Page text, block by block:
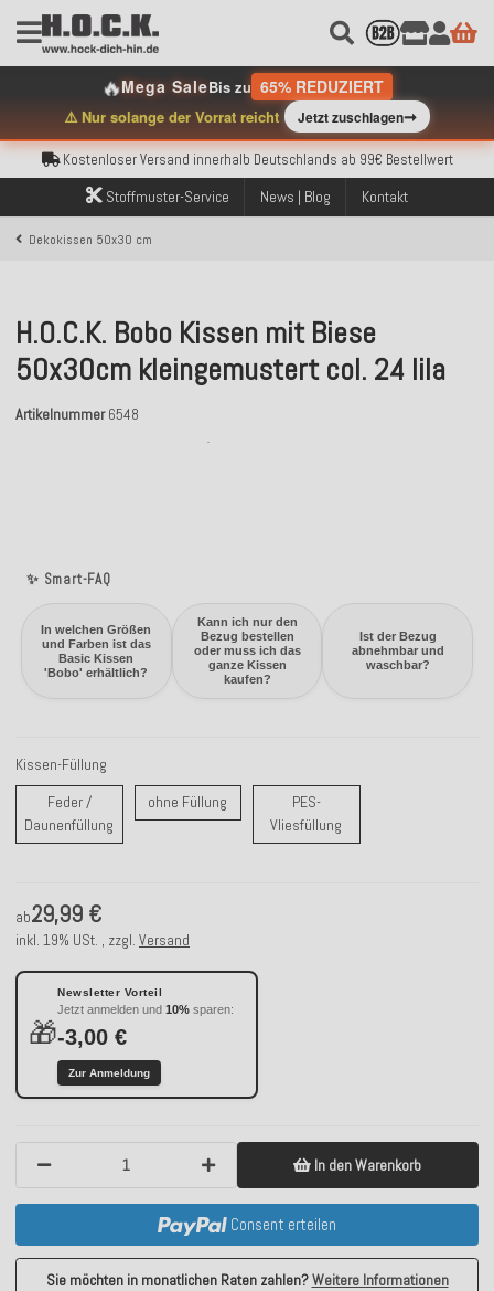
🔥Mega SaleBis zu 65% REDUZIERT
⚠️ Nur solange der Vorrat reicht Jetzt zuschlagen➞
Kostenloser Versand innerhalb Deutschlands ab 99€ Bestellwert
Über 120.000 erfolgreich versendete Bestellungen
Sicher bezahlen mit Klarna, PayPal & Amazon Pay
Kostenloser Versand innerhalb Deutschlands ab 99€ Bestellwert
Über 120.000 erfolgreich versendete Bestellungen
Sicher bezahlen mit Klarna, PayPal & Amazon Pay
Kostenloser Versand innerhalb Deutschlands ab 99€ Bestellwert
Stoffmuster-Service News | Blog Kontakt
Dekokissen 50x30 cm
✨ Smart-FAQ
In welchen Größen
und Farben ist das
Basic Kissen
'Bobo' erhältlich?
Kann ich nur den
Bezug bestellen
oder muss ich das
ganze Kissen
kaufen?
Ist der Bezug
abnehmbar und
waschbar?
H.O.C.K. Bobo Kissen mit Biese
50x30cm kleingemustert col. 24 lila
Artikelnummer 6548
Kissen-Füllung
Feder /
Daunenfüllung Feder / Daunenfüllung
ohne Füllung ohne FüllungPES-
Vliesfüllung
ab29,99 €
inkl. 19% USt. , zzgl. Versand
🎁
Newsletter Vorteil
Jetzt anmelden und 10% sparen:
-3,00 €
Zur Anmeldung
In den Warenkorb
Consent erteilen
Sie möchten in monatlichen Raten zahlen?Weitere Informationen